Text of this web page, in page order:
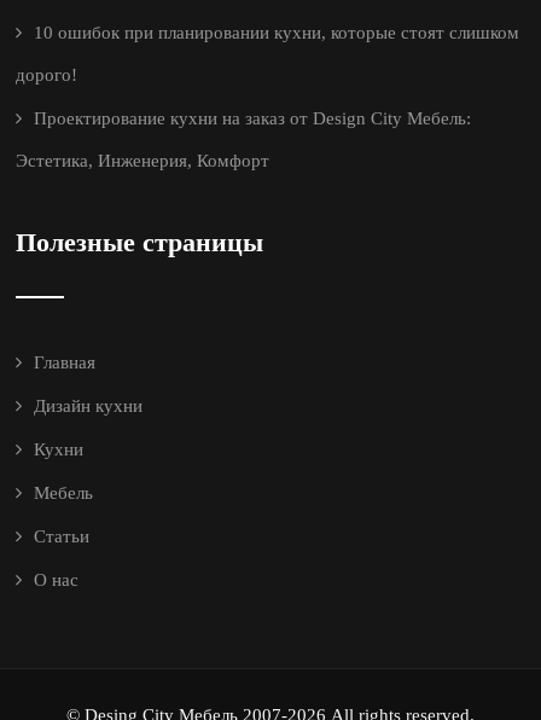
10 ошибок при планировании кухни, которые стоят слишком
дорого!
Проектирование кухни на заказ от Design City Мебель:
Эстетика, Инженерия, Комфорт
Полезные страницы
Главная
Дизайн кухни
Кухни
Мебель
Статьи
О нас
© Desing City Мебель 2007-2026 All rights reserved.